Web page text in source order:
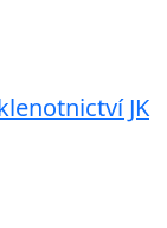
JK